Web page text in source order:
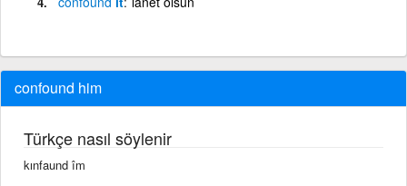
confound him
Türkçe nasıl söylenir
kınfaund îm